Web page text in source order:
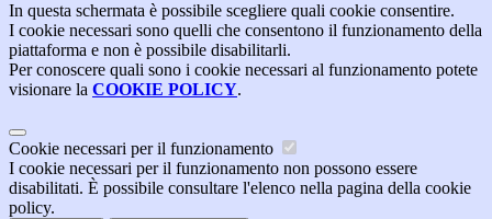
In questa schermata è possibile scegliere quali cookie consentire.
I cookie necessari sono quelli che consentono il funzionamento della
piattaforma e non è possibile disabilitarli.
Per conoscere quali sono i cookie necessari al funzionamento potete
visionare la COOKIE POLICY.
Cookie necessari per il funzionamento
I cookie necessari per il funzionamento non possono essere
disabilitati. È possibile consultare l'elenco nella pagina della cookie
policy.